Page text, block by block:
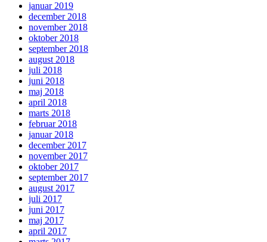
januar 2019
december 2018
november 2018
oktober 2018
september 2018
august 2018
juli 2018
juni 2018
maj 2018
april 2018
marts 2018
februar 2018
januar 2018
december 2017
november 2017
oktober 2017
september 2017
august 2017
juli 2017
juni 2017
maj 2017
april 2017